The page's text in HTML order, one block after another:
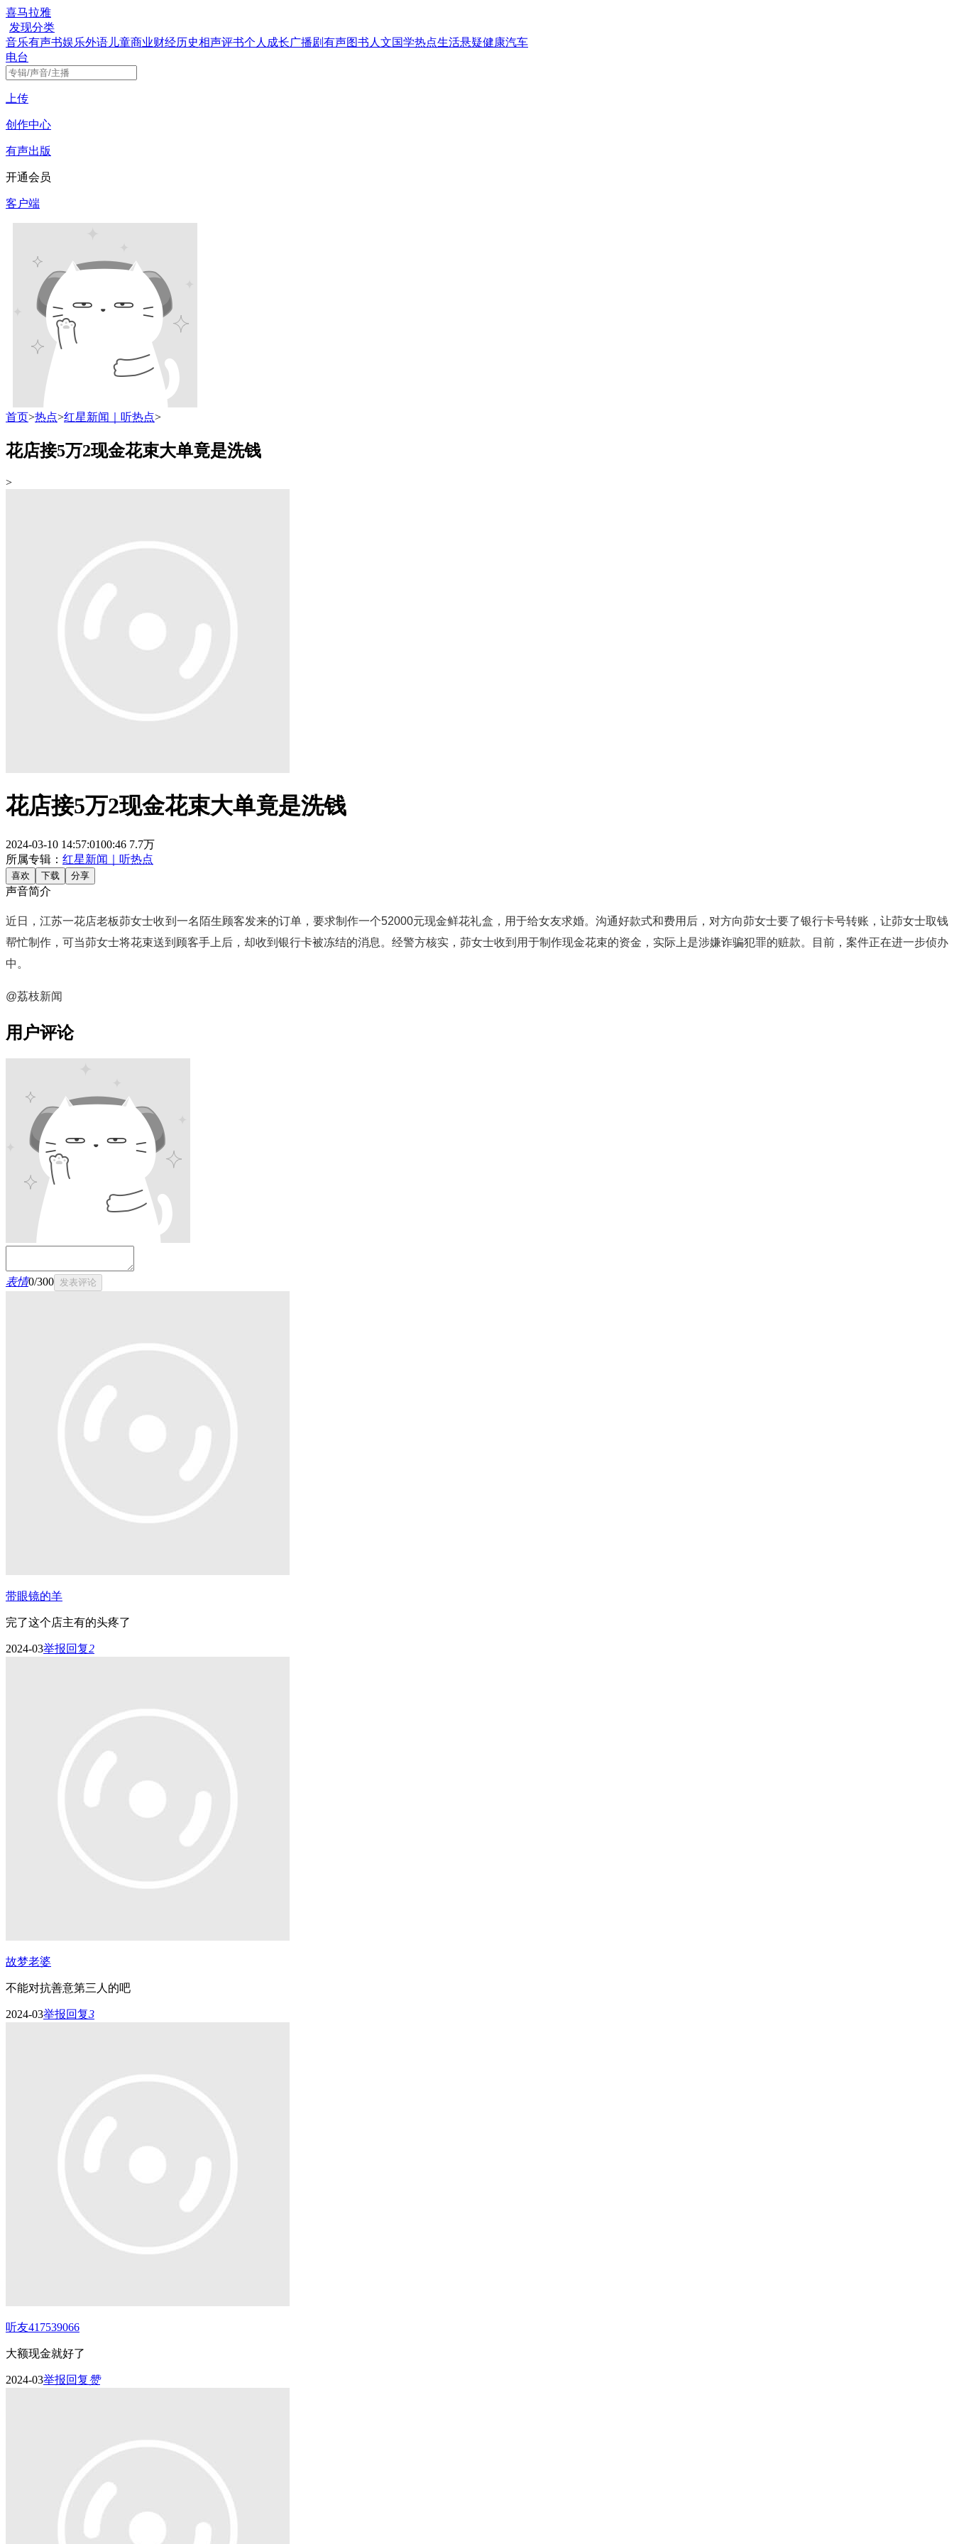
喜马拉雅
发现分类
音乐有声书娱乐外语 儿童商业财经历史相声评书个人成长广播剧有声图书 人文国学热点生活悬疑健康汽车
电台
上传
创作中心
有声出版
开通会员
客户端
首页>热点>红星新闻｜听热点>
花店接5万2现金花束大单竟是洗钱
>
花店接5万2现金花束大单竟是洗钱
2024-03-10 14:57:0100:46 7.7万
所属专辑： 红星新闻｜听热点
喜欢 下载 分享
声音简介
近日，江苏一花店老板茆女士收到一名陌生顾客发来的订单，要求制作一个52000元现金鲜花礼盒，用于给女友求婚。沟通好款式和费用后，对方向茆女士要了银行卡号转账，让茆女士取钱
帮忙制作，可当茆女士将花束送到顾客手上后，却收到银行卡被冻结的消息。经警方核实，茆女士收到用于制作现金花束的资金，实际上是涉嫌诈骗犯罪的赃款。目前，案件正在进一步侦办
中。
@荔枝新闻
用户评论
表情0/300 发表评论
带眼镜的羊
完了这个店主有的头疼了
2024-03举报回复2
故梦老婆
不能对抗善意第三人的吧
2024-03举报回复3
听友417539066
大额现金就好了
2024-03举报回复赞